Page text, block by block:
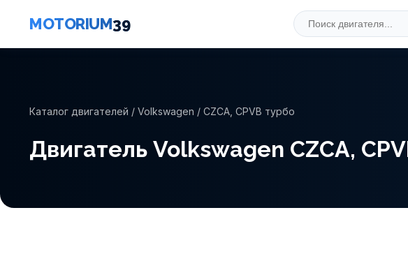
MOTORIUM39
Каталог двигателей / Volkswagen / CZCA, CPVB турбо
Двигатель Volkswagen CZCA,